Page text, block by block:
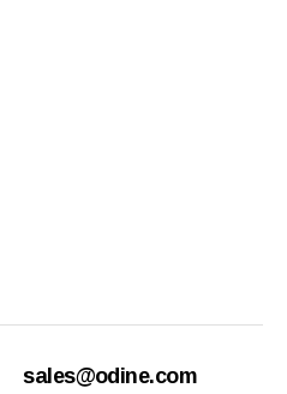
sales@odine.com